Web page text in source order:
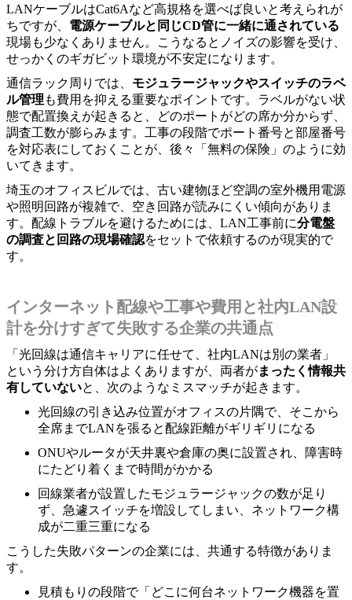
LANケーブルはCat6Aなど高規格を選べば良いと考えられが
ちですが、 電源ケーブルと同じCD管に一緒に通されている
現場も少なくありません。こうなるとノイズの影響を受け、
せっかくのギガビット環境が不安定になります。
通信ラック周りでは、 モジュラージャックやスイッチのラベ
ル管理 も費用を抑える重要なポイントです。ラベルがない状
態で配置換えが起きると、どのポートがどの席か分からず、
調査工数が膨らみます。工事の段階でポート番号と部屋番号
を対応表にしておくことが、後々「無料の保険」のように効
いてきます。
埼玉のオフィスビルでは、古い建物ほど空調の室外機用電源
や照明回路が複雑で、空き回路が読みにくい傾向がありま
す。配線トラブルを避けるためには、LAN工事前に分電盤
の調査と回路の現場確認をセットで依頼するのが現実的で
す。
インターネット配線や工事や費用と社内LAN設
計を分けすぎて失敗する企業の共通点
「光回線は通信キャリアに任せて、社内LANは別の業者」
という分け方自体はよくありますが、両者がまったく情報共
有していないと、次のようなミスマッチが起きます。
光回線の引き込み位置がオフィスの片隅で、そこから
全席までLANを張ると配線距離がギリギリになる
ONUやルータが天井裏や倉庫の奥に設置され、障害時
にたどり着くまで時間がかかる
回線業者が設置したモジュラージャックの数が足り
ず、急遽スイッチを増設してしまい、ネットワーク構
成が二重三重になる
こうした失敗パターンの企業には、共通する特徴がありま
す。
見積もりの段階で「どこに何台ネットワーク機器を置